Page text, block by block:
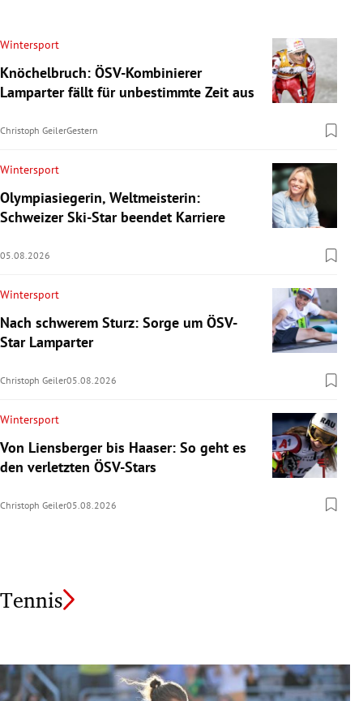
Wintersport
Knöchelbruch: ÖSV-Kombinierer
Lamparter fällt für unbestimmte Zeit aus
Christoph GeilerGestern
Wintersport
Olympiasiegerin, Weltmeisterin:
Schweizer Ski-Star beendet Karriere
05.08.2026
Wintersport
Nach schwerem Sturz: Sorge um ÖSV-
Star Lamparter
Christoph Geiler05.08.2026
Wintersport
Von Liensberger bis Haaser: So geht es
den verletzten ÖSV-Stars
Christoph Geiler05.08.2026
Tennis